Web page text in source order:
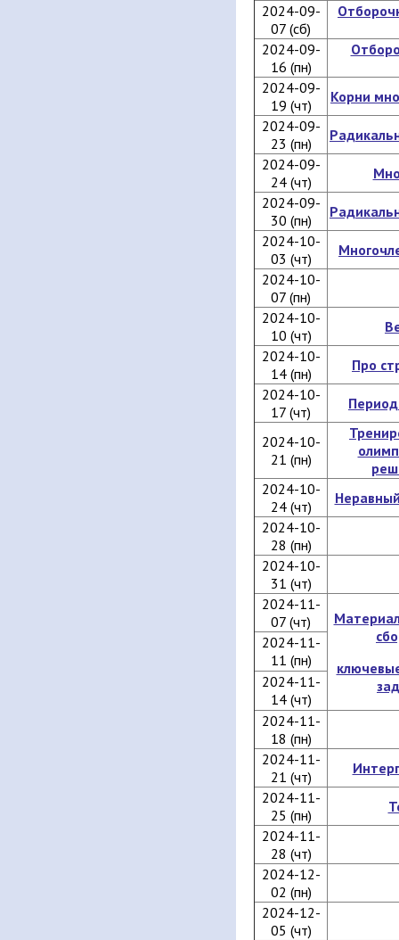
2024-09-
07 (сб)
2024-09-
16 (пн)
2024-09-
19 (чт)
Корни
2024-09-
23 (пн)
2024-09-
24 (чт)
2024-09-
30 (пн)
2024-10-
03 (чт)
2024-10-
07 (пн)
2024-10-
10 (чт)
2024-10-
14 (пн)
Про
2024-10-
17 (чт)
2024-10-
21 (пн)
2024-10-
24 (чт)
2024-10-
28 (пн)
2024-10-
31 (чт)
2024-11-
07 (чт)
2024-11-
11 (пн)
2024-11-
14 (чт)
2024-11-
18 (пн)
2024-11-
21 (чт)
2024-11-
25 (пн)
2024-11-
28 (чт)
2024-12-
02 (пн)
2024-12-
05 (чт)